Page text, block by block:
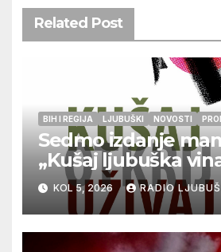
Related Post
BIH I REGIJA LJUBUŠKI NOVOSTI
Sedmo izdanje
„Kušaj ljubuška
vrhunska vina,
glazbu
KOL 5, 2026 RADIO